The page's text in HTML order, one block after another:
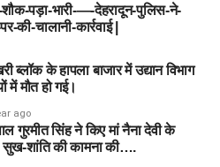
शौक-पड़ा-भारी-—-देहरादून-पुलिस-ने-
की-चालानी-कार्रवाई |
ब्लॉक के हापला बाजार में उद्यान विभाग
में मौत हो गई।
ago
गुरमीत सिंह ने किए मां नैना देवी के
सुख-शांति की कामना की….